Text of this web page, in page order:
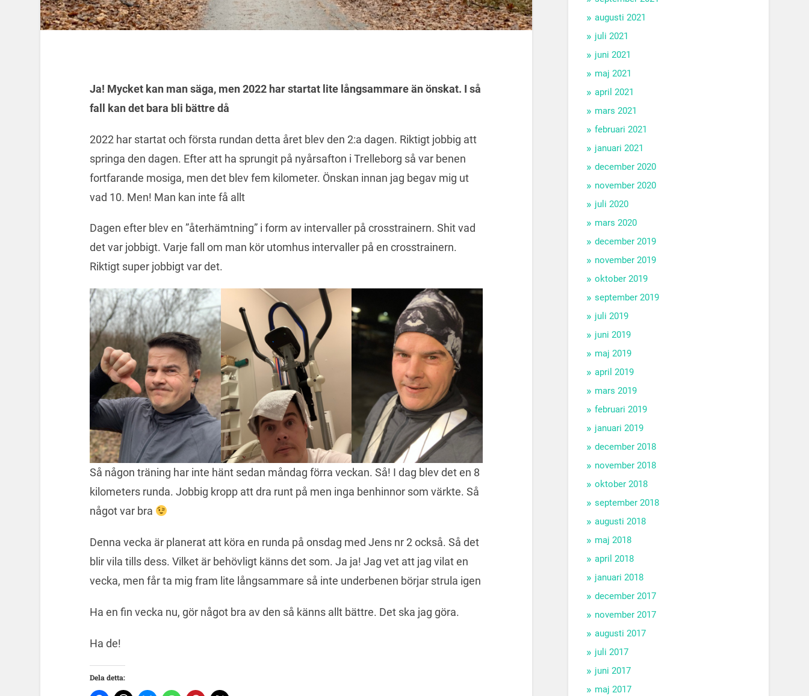
Ja! Mycket kan man säga, men 2022 har startat lite långsammare än önskat. I så
fall kan det bara bli bättre då
2022 har startat och första rundan detta året blev den 2:a dagen. Riktigt jobbig att
springa den dagen. Efter att ha sprungit på nyårsafton i Trelleborg så var benen
fortfarande mosiga, men det blev fem kilometer. Önskan innan jag begav mig ut
vad 10. Men! Man kan inte få allt
Dagen efter blev en ”återhämtning” i form av intervaller på crosstrainern. Shit vad
det var jobbigt. Varje fall om man kör utomhus intervaller på en crosstrainern.
Riktigt super jobbigt var det.
Så någon träning har inte hänt sedan måndag förra veckan. Så! I dag blev det en 8
kilometers runda. Jobbig kropp att dra runt på men inga benhinnor som värkte. Så
något var bra
Denna vecka är planerat att köra en runda på onsdag med Jens nr 2 också. Så det
blir vila tills dess. Vilket är behövligt känns det som. Ja ja! Jag vet att jag vilat en
vecka, men får ta mig fram lite långsammare så inte underbenen börjar strula igen
Ha en fin vecka nu, gör något bra av den så känns allt bättre. Det ska jag göra.
Ha de!
Dela detta:
augusti 2021
juli 2021
juni 2021
maj 2021
april 2021
mars 2021
februari 2021
januari 2021
december 2020
november 2020
juli 2020
mars 2020
december 2019
november 2019
oktober 2019
september 2019
juli 2019
juni 2019
maj 2019
april 2019
mars 2019
februari 2019
januari 2019
december 2018
november 2018
oktober 2018
september 2018
augusti 2018
maj 2018
april 2018
januari 2018
december 2017
november 2017
augusti 2017
juli 2017
juni 2017
maj 2017